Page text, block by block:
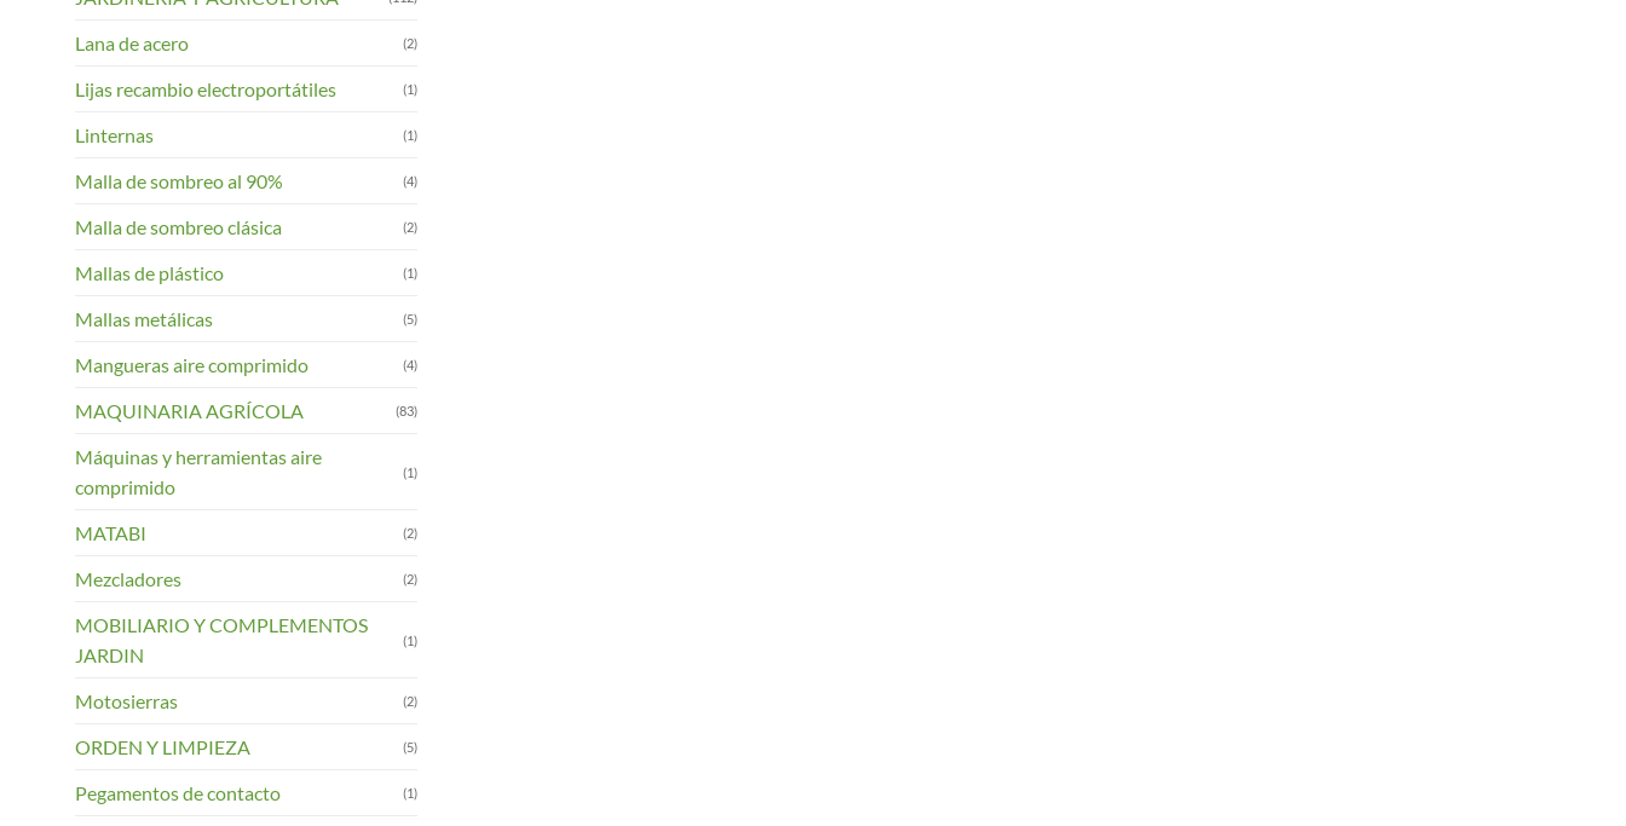
Lana de acero (2)
Lijas recambio electroportátiles (1)
Linternas (1)
Malla de sombreo al 90% (4)
Malla de sombreo clásica (2)
Mallas de plástico (1)
Mallas metálicas (5)
Mangueras aire comprimido (4)
MAQUINARIA AGRÍCOLA (83)
Máquinas y herramientas aire
comprimido
(1)
MATABI (2)
Mezcladores (2)
MOBILIARIO Y COMPLEMENTOS
JARDIN
(1)
Motosierras (2)
ORDEN Y LIMPIEZA (5)
Pegamentos de contacto (1)